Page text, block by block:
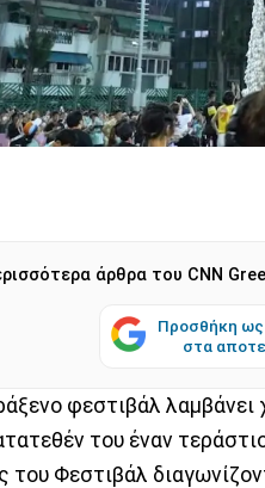
άρθρα του CNN
Προσθήκη
στα
φεστιβάλ
του έναν
του Φεστιβάλ